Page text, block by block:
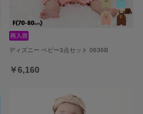
ディズニー ベビー3点セット 0636B
￥6,160